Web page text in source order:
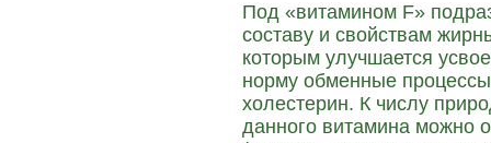
Под «витамином F»
составу и свойствам
которым улучшается
норму обменные
холестерин. К числу
данного витамина можно